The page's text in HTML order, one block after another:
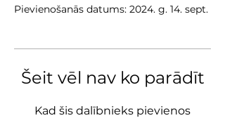
Pievienošanās datums: 2024. g. 14. sept.
Šeit vēl nav ko parādīt
Kad šis dalībnieks pievienos